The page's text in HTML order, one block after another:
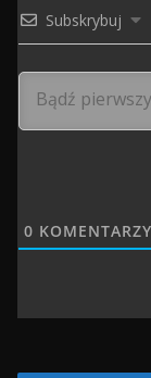
Subskrybuj
0 KOMENTARZY